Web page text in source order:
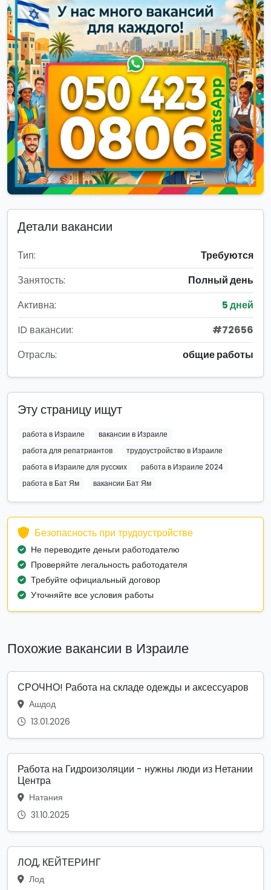
Детали вакансии
Тип:
Требуются
Занятость:
Полный день
Активна:
5 дней
ID вакансии:
#72656
Отрасль:
общие работы
Эту страницу ищут
работа в Израиле
вакансии в Израиле
работа для репатриантов
трудоустройство в Израиле
работа в Израиле для русских
работа в Израиле 2024
работа в Бат Ям
вакансии Бат Ям
Безопасность при трудоустройстве
Не переводите деньги работодателю
Проверяйте легальность работодателя
Требуйте официальный договор
Уточняйте все условия работы
Похожие вакансии в Израиле
СРОЧНО! Работа на складе одежды и аксессуаров
Ашдод
13.01.2026
Работа на Гидроизоляции - нужны люди из Нетании
Центра
Натания
31.10.2025
ЛОД, КЕЙТЕРИНГ
Лод